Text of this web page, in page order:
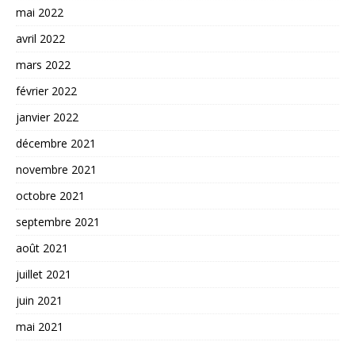
mai 2022
avril 2022
mars 2022
février 2022
janvier 2022
décembre 2021
novembre 2021
octobre 2021
septembre 2021
août 2021
juillet 2021
juin 2021
mai 2021